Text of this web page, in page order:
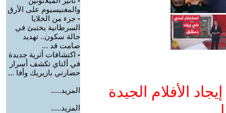
الأفلام الجيدة
والمغنيسيوم على الأرق
- جزء من الخلايا
السرطانية يختبئ في
حالة سكون.. تهديد
صامت قد ...
- اكتشافات أثرية جديدة
في ألتاي تكشف أسرار
حضارتي بازيريك وأفا ...
المزيد.....
المزيد.....